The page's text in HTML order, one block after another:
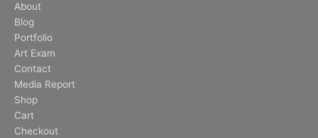
About
Blog
Portfolio
Art Exam
Contact
Media Report
Shop
Cart
Checkout